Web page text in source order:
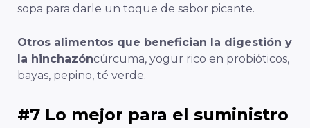
sopa para darle un toque de sabor picante.
Otros alimentos que benefician la digestión y
la hinchazóncúrcuma, yogur rico en probióticos,
bayas, pepino, té verde.
#7 Lo mejor para el suministro